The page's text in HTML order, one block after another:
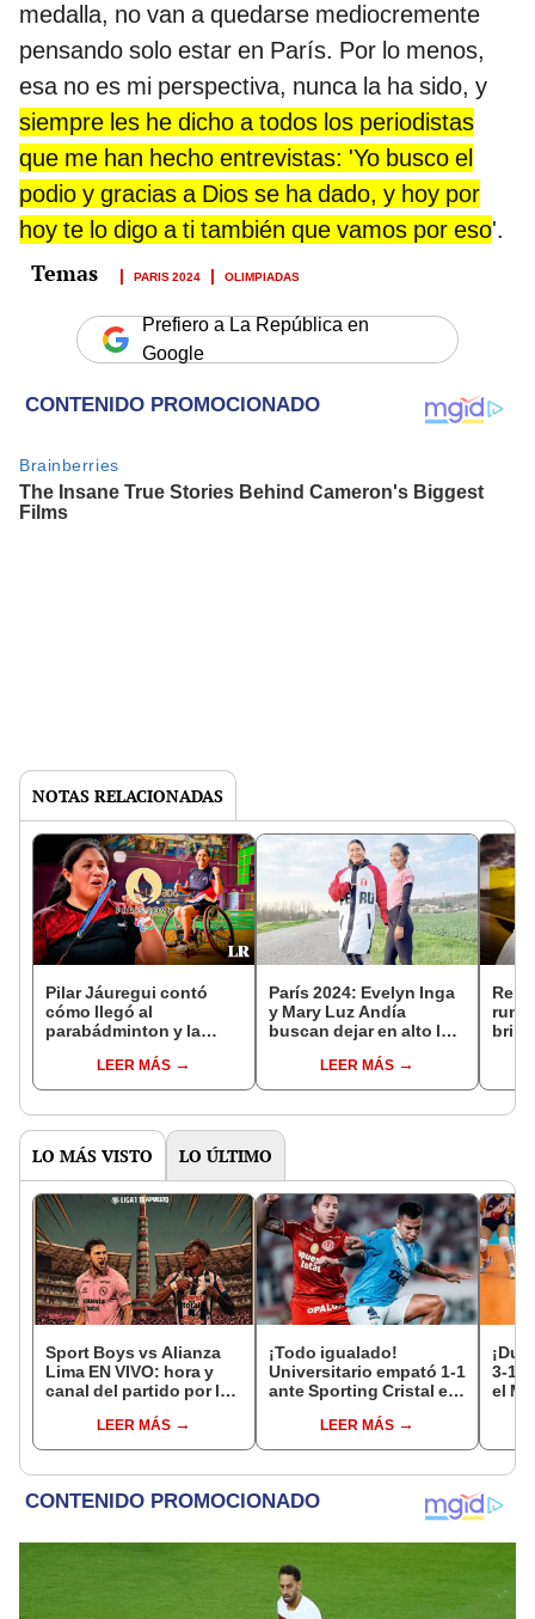
medalla, no van a quedarse mediocremente
pensando solo estar en París. Por lo menos,
esa no es mi perspectiva, nunca la ha sido, y
siempre les he dicho a todos los periodistas
que me han hecho entrevistas: 'Yo busco el
podio y gracias a Dios se ha dado, y hoy por
hoy te lo digo a ti también que vamos por eso'.
PARIS 2024 OLIMPIADAS
Prefiero a La República en
Google
NOTAS RELACIONADAS
Pilar Jáuregui contó
cómo llegó al
parabádminton y la
buscará en París 2024
LEER MÁS
París 2024: Evelyn Inga
y Mary Luz Andía
buscan dejar en alto la
LEER MÁS
LO MÁS VISTO LO ÚLTIMO
Sport Boys vs Alianza
Lima EN VIVO: hora y
canal del partido por la
Clausura de la Liga 1
2026
LEER MÁS
¡Todo igualado!
Universitario empató 1-1
ante Sporting Cristal en
por el Torneo Clausura
de la Liga 1 2026
LEER MÁS
3-1
el